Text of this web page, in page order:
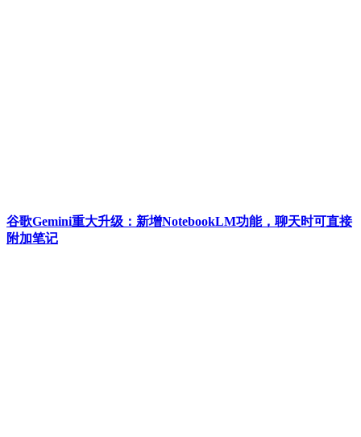
谷歌Gemini重大升级：新增NotebookLM功能，聊天时可直接
附加笔记